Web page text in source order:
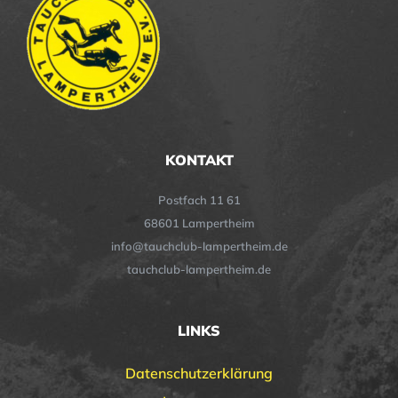
KONTAKT
Postfach 11 61
68601 Lampertheim
info@tauchclub-lampertheim.de
tauchclub-lampertheim.de
LINKS
Datenschutzerklärung